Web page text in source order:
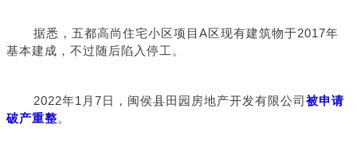
据悉，五都高尚住宅小区项目A区现有建筑物于2017年
基本建成，不过随后陷入停工。
2022年1月7日，闽侯县田园房地产开发有限公司被申请
破产重整。